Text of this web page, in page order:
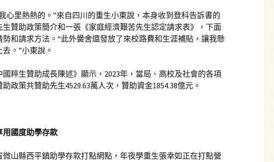
心里熱熱的。”來自四川的重生小東說，本身收到登科告訴書的
生贊助政策簡介和一張《家庭經濟艱苦先生認定請求表》，下面
和請求方法。“此外黌舍還發放了來校路費和生涯補貼，讓我懸
。”小東說。
國粹生贊助成長陳述》顯示，2023年，當局、高校及社會的各項
政策共贊助先生4529.63萬人次，贊助資金1854.38億元。
用國度助學存款
微山縣西平鎮助學存款打點網點，年夜學重生張幸如正在打點營